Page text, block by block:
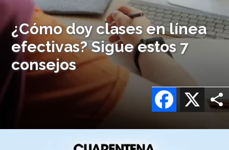
¿Cómo doy clases en línea
efectivas? Sigue estos 7
consejos
X
Facebook